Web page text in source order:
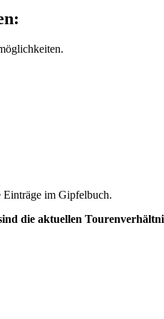
Einträge im Gipfelbuch.
die aktuellen